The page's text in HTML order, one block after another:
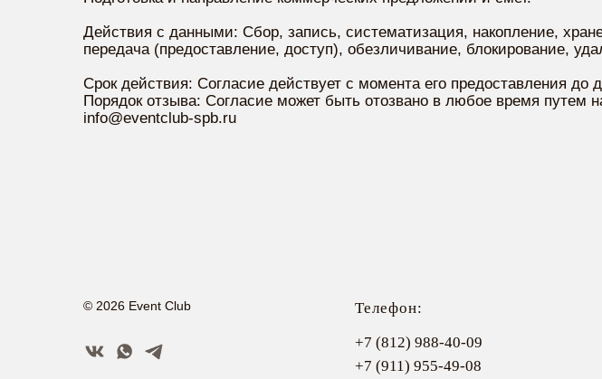
Действия с данными: Сбор, запись, систематизация, накопление,
передача (предоставление, доступ), обезличивание, блокирование,
Срок действия: Согласие действует с момента его предоставления
Порядок отзыва: Согласие может быть отозвано в любое время путем
info@eventclub-spb.ru
© 2026 Event Club
Телефон:
+7 (812) 988-40-09
+7 (911) 955-49-08